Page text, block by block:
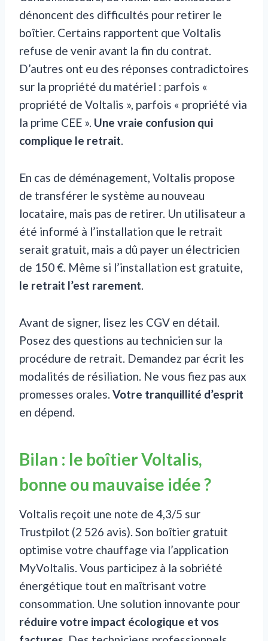
dénoncent des difficultés pour retirer le
boîtier. Certains rapportent que Voltalis
refuse de venir avant la fin du contrat.
D’autres ont eu des réponses contradictoires
sur la propriété du matériel : parfois «
propriété de Voltalis », parfois « propriété via
la prime CEE ». Une vraie confusion qui
complique le retrait.
En cas de déménagement, Voltalis propose
de transférer le système au nouveau
locataire, mais pas de retirer. Un utilisateur a
été informé à l’installation que le retrait
serait gratuit, mais a dû payer un électricien
de 150 €. Même si l’installation est gratuite,
le retrait l’est rarement.
Avant de signer, lisez les CGV en détail.
Posez des questions au technicien sur la
procédure de retrait. Demandez par écrit les
modalités de résiliation. Ne vous fiez pas aux
promesses orales. Votre tranquillité d’esprit
en dépend.
Bilan : le boîtier Voltalis,
bonne ou mauvaise idée ?
Voltalis reçoit une note de 4,3/5 sur
Trustpilot (2 526 avis). Son boîtier gratuit
optimise votre chauffage via l’application
MyVoltalis. Vous participez à la sobriété
énergétique tout en maîtrisant votre
consommation. Une solution innovante pour
réduire votre impact écologique et vos